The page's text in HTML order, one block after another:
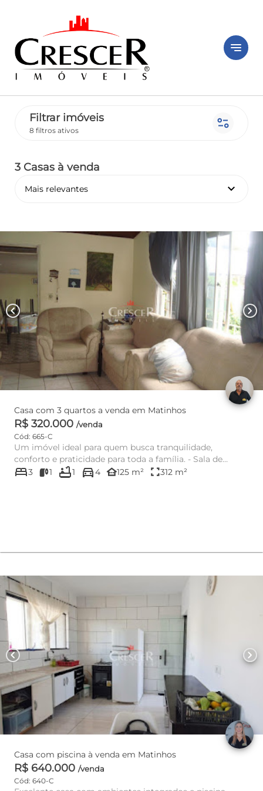
notes
Filtrar imóveis
8 filtros ativos page_info
3 Casas à venda
Mais relevantes keyboard_arrow_down
chevron_left chevron_right
Casa com 3 quartos a venda em Matinhos
R$ 320.000 /venda
Cód: 665-C
Um imóvel ideal para quem busca tranquilidade,
conforto e praticidade para toda a família. - Sala de
jantar; - Sala d...
bed3 1 bathtub1 directions_car4 other_houses125 m² fullscreen312 m²
chevron_left chevron_right
Casa com piscina à venda em Matinhos
R$ 640.000 /venda
Cód: 640-C